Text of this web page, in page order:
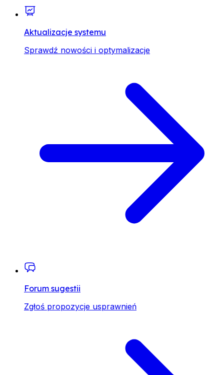
Aktualizacje systemu
Sprawdź nowości i optymalizacje
Forum sugestii
Zgłoś propozycje usprawnień